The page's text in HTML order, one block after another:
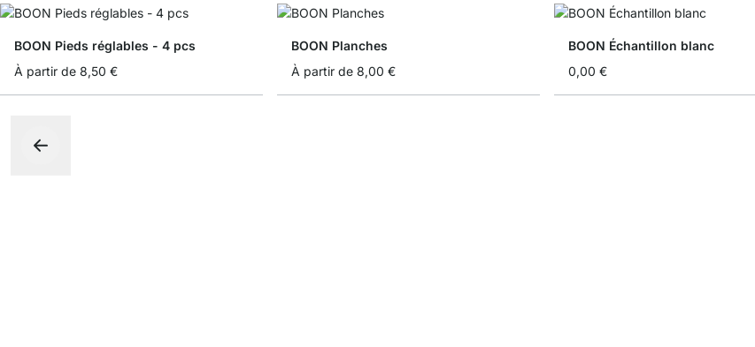
BOON Pieds réglables - 4 pcs
À partir de 8,50 €
BOON Planches
À partir de 8,00 €
BOON Échantillon blanc
0,00 €